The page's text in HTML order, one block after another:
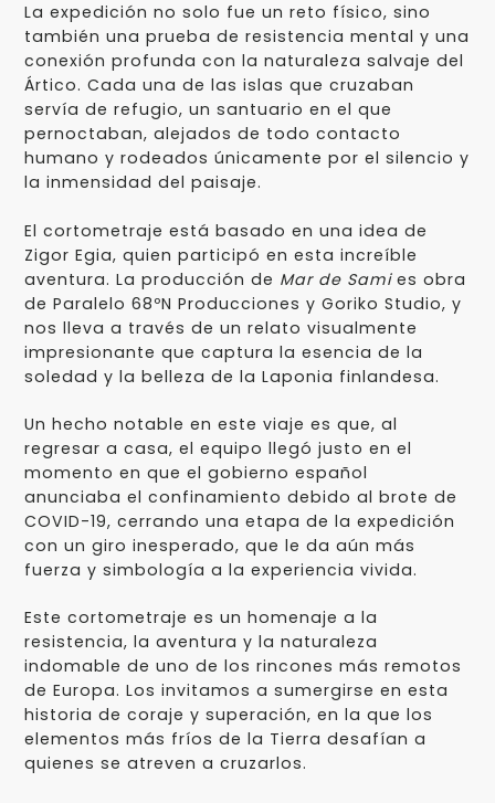
La expedición no solo fue un reto físico, sino
también una prueba de resistencia mental y una
conexión profunda con la naturaleza salvaje del
Ártico. Cada una de las islas que cruzaban
servía de refugio, un santuario en el que
pernoctaban, alejados de todo contacto
humano y rodeados únicamente por el silencio y
la inmensidad del paisaje.
El cortometraje está basado en una idea de
Zigor Egia, quien participó en esta increíble
aventura. La producción de Mar de Samies obra
de Paralelo 68ºN Producciones y Goriko Studio, y
nos lleva a través de un relato visualmente
impresionante que captura la esencia de la
soledad y la belleza de la Laponia finlandesa.
Un hecho notable en este viaje es que, al
regresar a casa, el equipo llegó justo en el
momento en que el gobierno español
anunciaba el confinamiento debido al brote de
COVID-19, cerrando una etapa de la expedición
con un giro inesperado, que le da aún más
fuerza y simbología a la experiencia vivida.
Este cortometraje es un homenaje a la
resistencia, la aventura y la naturaleza
indomable de uno de los rincones más remotos
de Europa. Los invitamos a sumergirse en esta
historia de coraje y superación, en la que los
elementos más fríos de la Tierra desafían a
quienes se atreven a cruzarlos.